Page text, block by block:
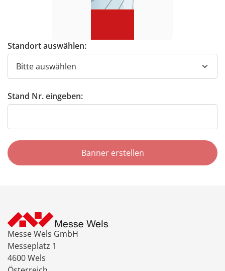
Standort auswählen:
Stand Nr. eingeben:
Banner erstellen
Messe Wels GmbH
Messeplatz 1
4600 Wels